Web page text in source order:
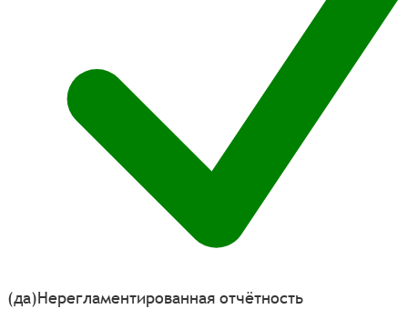
(да)Нерегламентированная отчётность